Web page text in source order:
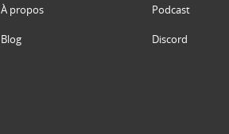
À propos
Blog
Podcast
Discord